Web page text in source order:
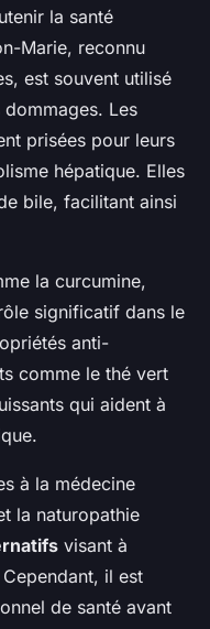
la santé
Marie, reconnu
est souvent utilisé
Les
prisées pour leurs
hépatique. Elles
bile, facilitant ainsi
la curcumine,
significatif dans le
anti-
comme le thé vert
qui aident à
à la médecine
la naturopathie
visant à
il est
de santé avant